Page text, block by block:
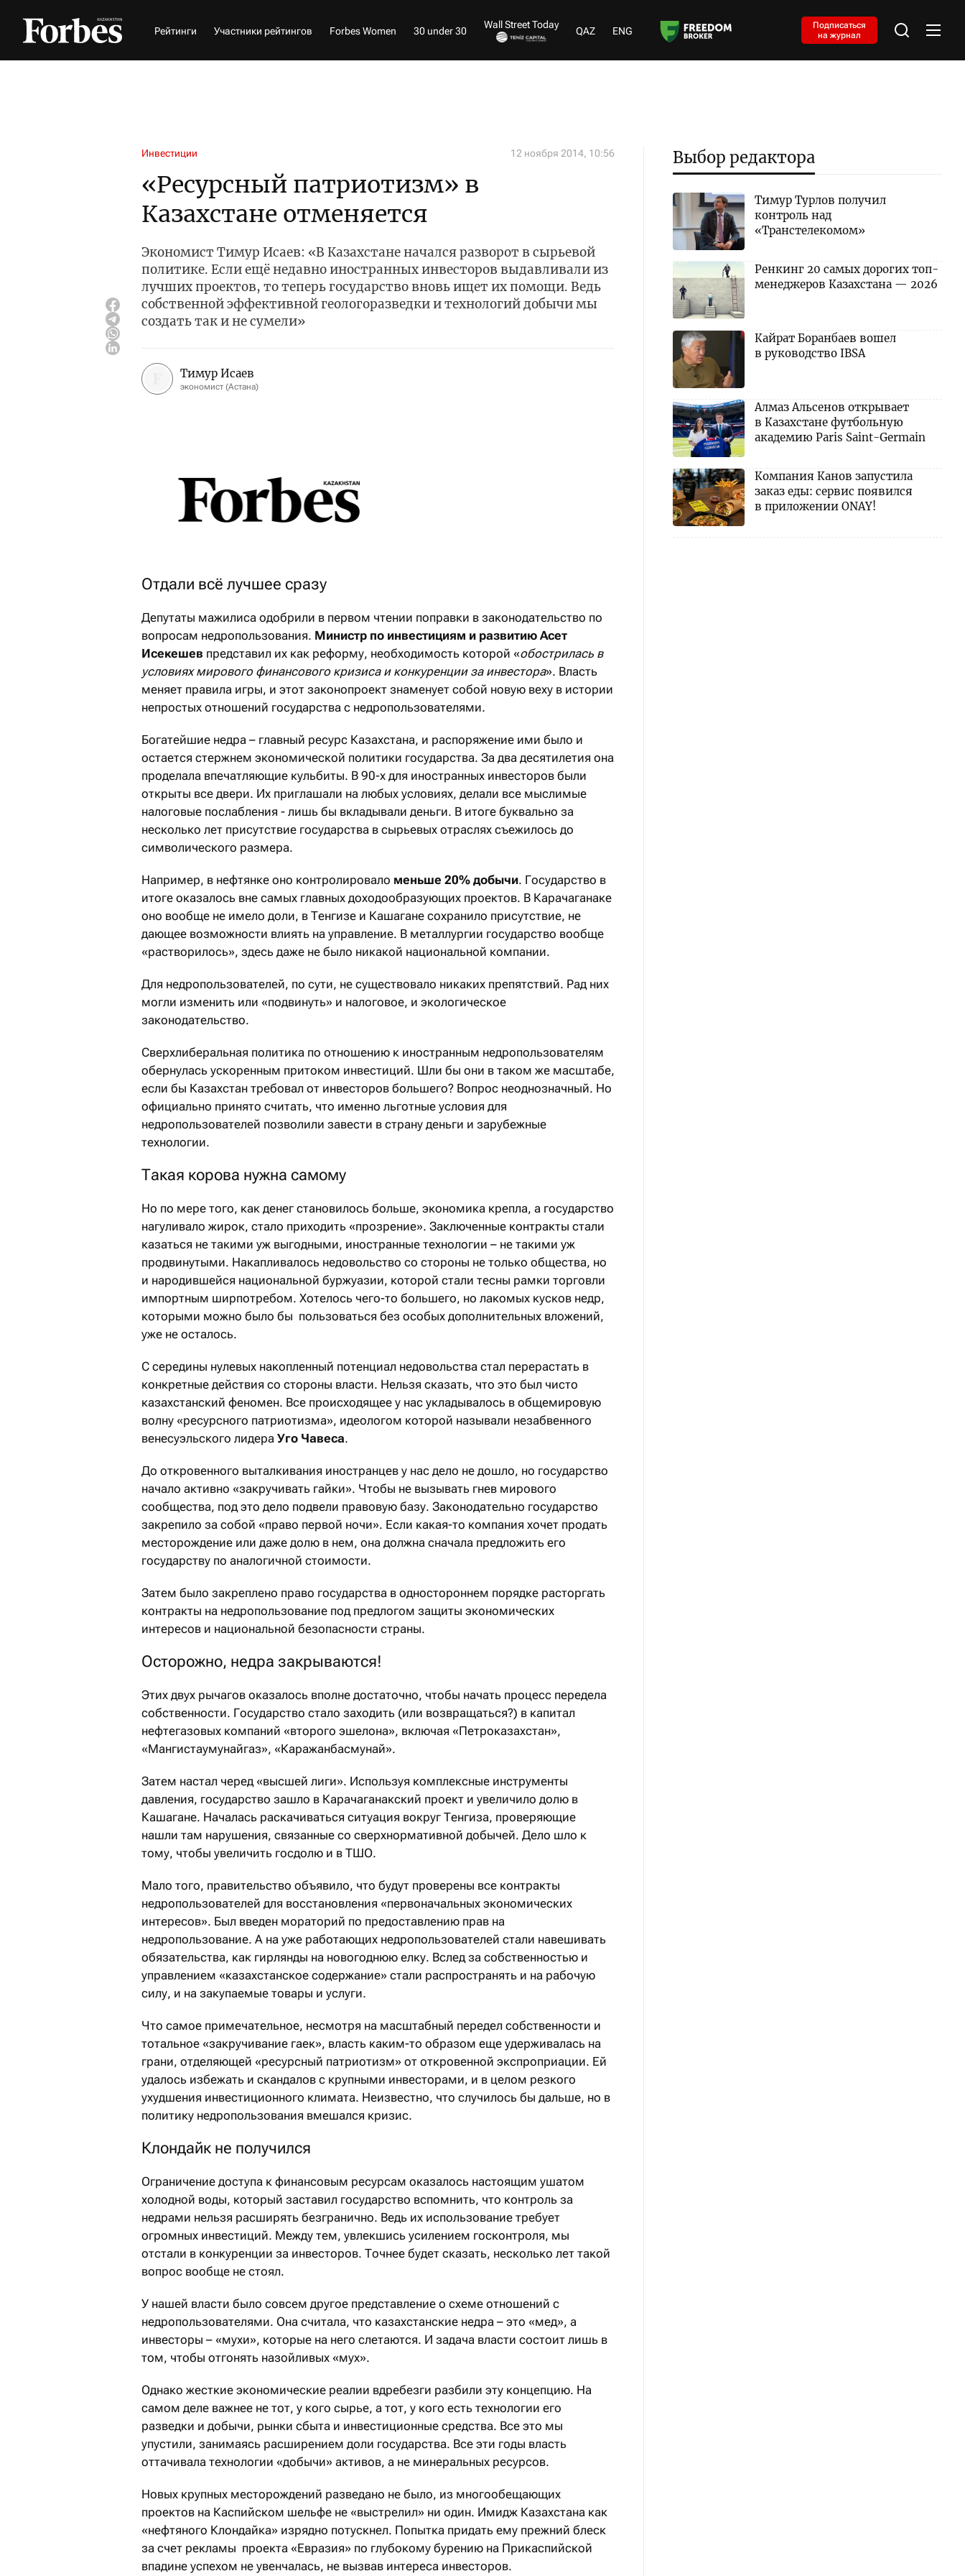
Рейтинги Участники рейтингов Forbes Women 30 under 30
Wall Street Today
QAZ ENG
Подписаться
на журнал
Инвестиции 12 ноября 2014, 10:56
«Ресурсный патриотизм» в
Казахстане отменяется
Экономист Тимур Исаев: «В Казахстане начался разворот в сырьевой
политике. Если ещё недавно иностранных инвесторов выдавливали из
лучших проектов, то теперь государство вновь ищет их помощи. Ведь
собственной эффективной геологоразведки и технологий добычи мы
создать так и не сумели»
Тимур Исаев
экономист (Астана)
Отдали всё лучшее сразу
Депутаты мажилиса одобрили в первом чтении поправки в законодательство по
вопросам недропользования. Министр по инвестициям и развитию Асет
Исекешев представил их как реформу, необходимость которой «обострилась в
условиях мирового финансового кризиса и конкуренции за инвестора». Власть
меняет правила игры, и этот законопроект знаменует собой новую веху в истории
непростых отношений государства с недропользователями.
Богатейшие недра – главный ресурс Казахстана, и распоряжение ими было и
остается стержнем экономической политики государства. За два десятилетия она
проделала впечатляющие кульбиты. В 90-х для иностранных инвесторов были
открыты все двери. Их приглашали на любых условиях, делали все мыслимые
налоговые послабления - лишь бы вкладывали деньги. В итоге буквально за
несколько лет присутствие государства в сырьевых отраслях съежилось до
символического размера.
Например, в нефтянке оно контролировало меньше 20% добычи. Государство в
итоге оказалось вне самых главных доходообразующих проектов. В Карачаганаке
оно вообще не имело доли, в Тенгизе и Кашагане сохранило присутствие, не
дающее возможности влиять на управление. В металлургии государство вообще
«растворилось», здесь даже не было никакой национальной компании.
Для недропользователей, по сути, не существовало никаких препятствий. Рад них
могли изменить или «подвинуть» и налоговое, и экологическое
законодательство.
Сверхлиберальная политика по отношению к иностранным недропользователям
обернулась ускоренным притоком инвестиций. Шли бы они в таком же масштабе,
если бы Казахстан требовал от инвесторов большего? Вопрос неоднозначный. Но
официально принято считать, что именно льготные условия для
недропользователей позволили завести в страну деньги и зарубежные
технологии.
Такая корова нужна самому
Но по мере того, как денег становилось больше, экономика крепла, а государство
нагуливало жирок, стало приходить «прозрение». Заключенные контракты стали
казаться не такими уж выгодными, иностранные технологии – не такими уж
продвинутыми. Накапливалось недовольство со стороны не только общества, но
и народившейся национальной буржуазии, которой стали тесны рамки торговли
импортным ширпотребом. Хотелось чего-то большего, но лакомых кусков недр,
которыми можно было бы пользоваться без особых дополнительных вложений,
уже не осталось.
С середины нулевых накопленный потенциал недовольства стал перерастать в
конкретные действия со стороны власти. Нельзя сказать, что это был чисто
казахстанский феномен. Все происходящее у нас укладывалось в общемировую
волну «ресурсного патриотизма», идеологом которой называли незабвенного
венесуэльского лидера Уго Чавеса.
До откровенного выталкивания иностранцев у нас дело не дошло, но государство
начало активно «закручивать гайки». Чтобы не вызывать гнев мирового
сообщества, под это дело подвели правовую базу. Законодательно государство
закрепило за собой «право первой ночи». Если какая-то компания хочет продать
месторождение или даже долю в нем, она должна сначала предложить его
государству по аналогичной стоимости.
Затем было закреплено право государства в одностороннем порядке расторгать
контракты на недропользование под предлогом защиты экономических
интересов и национальной безопасности страны.
Осторожно, недра закрываются!
Этих двух рычагов оказалось вполне достаточно, чтобы начать процесс передела
собственности. Государство стало заходить (или возвращаться?) в капитал
нефтегазовых компаний «второго эшелона», включая «Петроказахстан»,
«Мангистаумунайгаз», «Каражанбасмунай».
Затем настал черед «высшей лиги». Используя комплексные инструменты
давления, государство зашло в Карачаганакский проект и увеличило долю в
Кашагане. Началась раскачиваться ситуация вокруг Тенгиза, проверяющие
нашли там нарушения, связанные со сверхнормативной добычей. Дело шло к
тому, чтобы увеличить госдолю и в ТШО.
Мало того, правительство объявило, что будут проверены все контракты
недропользователей для восстановления «первоначальных экономических
интересов». Был введен мораторий по предоставлению прав на
недропользование. А на уже работающих недропользователей стали навешивать
обязательства, как гирлянды на новогоднюю елку. Вслед за собственностью и
управлением «казахстанское содержание» стали распространять и на рабочую
силу, и на закупаемые товары и услуги.
Что самое примечательное, несмотря на масштабный передел собственности и
тотальное «закручивание гаек», власть каким-то образом еще удерживалась на
грани, отделяющей «ресурсный патриотизм» от откровенной экспроприации. Ей
удалось избежать и скандалов с крупными инвесторами, и в целом резкого
ухудшения инвестиционного климата. Неизвестно, что случилось бы дальше, но в
политику недропользования вмешался кризис.
Клондайк не получился
Ограничение доступа к финансовым ресурсам оказалось настоящим ушатом
холодной воды, который заставил государство вспомнить, что контроль за
недрами нельзя расширять безгранично. Ведь их использование требует
огромных инвестиций. Между тем, увлекшись усилением госконтроля, мы
отстали в конкуренции за инвесторов. Точнее будет сказать, несколько лет такой
вопрос вообще не стоял.
У нашей власти было совсем другое представление о схеме отношений с
недропользователями. Она считала, что казахстанские недра – это «мед», а
инвесторы – «мухи», которые на него слетаются. И задача власти состоит лишь в
том, чтобы отгонять назойливых «мух».
Однако жесткие экономические реалии вдребезги разбили эту концепцию. На
самом деле важнее не тот, у кого сырье, а тот, у кого есть технологии его
разведки и добычи, рынки сбыта и инвестиционные средства. Все это мы
упустили, занимаясь расширением доли государства. Все эти годы власть
оттачивала технологии «добычи» активов, а не минеральных ресурсов.
Новых крупных месторождений разведано не было, из многообещающих
проектов на Каспийском шельфе не «выстрелил» ни один. Имидж Казахстана как
«нефтяного Клондайка» изрядно потускнел. Попытка придать ему прежний блеск
за счет рекламы проекта «Евразия» по глубокому бурению на Прикаспийской
впадине успехом не увенчалась, не вызвав интереса инвесторов.
Выбор редактора
Тимур Турлов получил
контроль над
«Транстелекомом»
Ренкинг 20 самых дорогих топ-
менеджеров Казахстана — 2026
Кайрат Боранбаев вошел
в руководство IBSA
Алмаз Альсенов открывает
в Казахстане футбольную
академию Paris Saint-Germain
Компания Канов запустила
заказ еды: сервис появился
в приложении ONAY!